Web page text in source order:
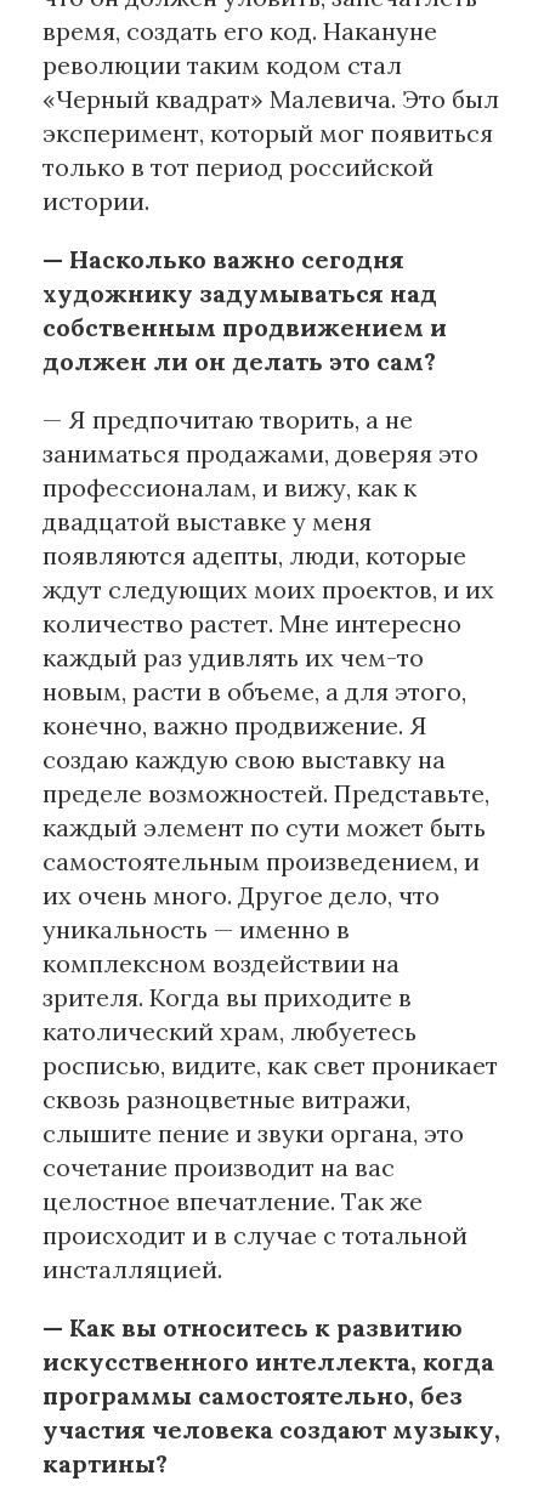
время, создать его код. Накануне
революции таким кодом стал
«Черный квадрат» Малевича. Это был
эксперимент, который мог появиться
только в тот период российской
истории.
— Насколько важно сегодня
художнику задумываться над
собственным продвижением и
должен ли он делать это сам?
— Я предпочитаю творить, а не
заниматься продажами, доверяя это
профессионалам, и вижу, как к
двадцатой выставке у меня
появляются адепты, люди, которые
ждут следующих моих проектов, и их
количество растет. Мне интересно
каждый раз удивлять их чем-то
новым, расти в объеме, а для этого,
конечно, важно продвижение. Я
создаю каждую свою выставку на
пределе возможностей. Представьте,
каждый элемент по сути может быть
самостоятельным произведением, и
их очень много. Другое дело, что
уникальность — именно в
комплексном воздействии на
зрителя. Когда вы приходите в
католический храм, любуетесь
росписью, видите, как свет проникает
сквозь разноцветные витражи,
слышите пение и звуки органа, это
сочетание производит на вас
целостное впечатление. Так же
происходит и в случае с тотальной
инсталляцией.
— Как вы относитесь к развитию
искусственного интеллекта, когда
программы самостоятельно, без
участия человека создают музыку,
картины?